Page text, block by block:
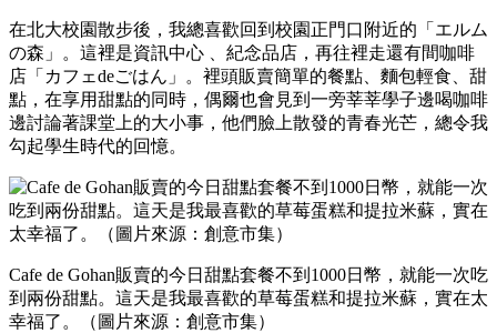
在北大校園散步後，我總喜歡回到校園正門口附近的「エルム
の森」。這裡是資訊中心 、紀念品店，再往裡走還有間咖啡
店「カフェdeごはん」。裡頭販賣簡單的餐點、麵包輕食、甜
點，在享用甜點的同時，偶爾也會見到一旁莘莘學子邊喝咖啡
邊討論著課堂上的大小事，他們臉上散發的青春光芒，總令我
勾起學生時代的回憶。
Cafe de Gohan販賣的今日甜點套餐不到1000日幣，就能一次吃
到兩份甜點。這天是我最喜歡的草莓蛋糕和提拉米蘇，實在太
幸福了。（圖片來源：創意市集）